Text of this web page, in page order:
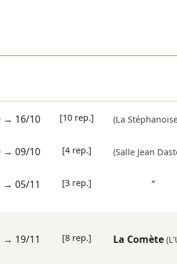
→ 16/10 [10 rep.] (La
→ 09/10 [4 rep.] (Salle Jean
→ 05/11 [3 rep.] ”
→ 19/11 [8 rep.] La Comète